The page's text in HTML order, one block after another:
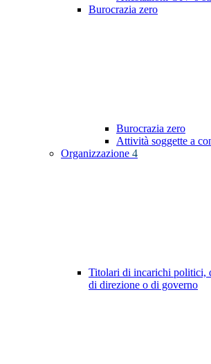
Burocrazia zero
Burocrazia zero
Attività soggette a
Organizzazione 4
Titolari di incarichi politici,
di direzione o di governo